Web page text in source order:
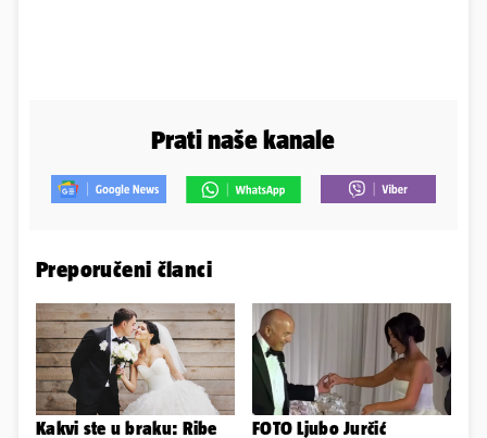
Prati naše kanale
Preporučeni članci
Kakvi ste u braku: Ribe
FOTO Ljubo Jurčić